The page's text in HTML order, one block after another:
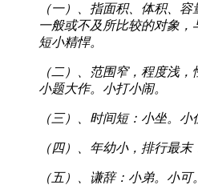
（一）、指面积、体积、
一般或不及所比较的对象，
短小精悍。
（二）、范围窄，程度浅，
小题大作。小打小闹。
（三）、时间短：小坐。小
（四）、年幼小，排行最末
（五）、谦辞：小弟。小